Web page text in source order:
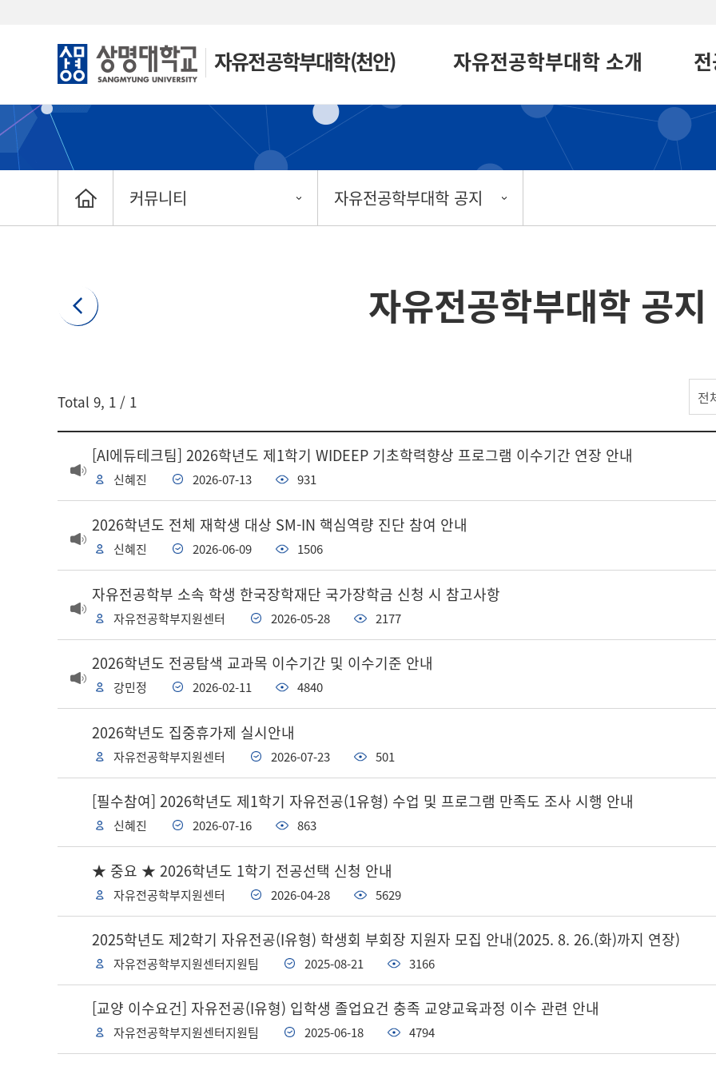
자유전공학부대학(천안) 자유전공학부대학 소개
커뮤니티 자유전공학부대학 공지
자유전공학부대학 공지
전
Total 9, 1 / 1
[AI에듀테크팀] 2026학년도 제1학기 WIDEEP 기초학력향상 프로그램 이수기간 연장 안내
신혜진 2026-07-13 931
2026학년도 전체 재학생 대상 SM-IN 핵심역량 진단 참여 안내
신혜진 2026-06-09 1506
자유전공학부 소속 학생 한국장학재단 국가장학금 신청 시 참고사항
자유전공학부지원센터 2026-05-28 2177
2026학년도 전공탐색 교과목 이수기간 및 이수기준 안내
강민정 2026-02-11 4840
2026학년도 집중휴가제 실시안내
자유전공학부지원센터 2026-07-23 501
[필수참여] 2026학년도 제1학기 자유전공(1유형) 수업 및 프로그램 만족도 조사 시행 안내
신혜진 2026-07-16 863
★ 중요 ★ 2026학년도 1학기 전공선택 신청 안내
자유전공학부지원센터 2026-04-28 5629
2025학년도 제2학기 자유전공(I유형) 학생회 부회장 지원자 모집 안내(2025. 8. 26.(화)까지 연장)
자유전공학부지원센터지원팀 2025-08-21 3166
[교양 이수요건] 자유전공(I유형) 입학생 졸업요건 충족 교양교육과정 이수 관련 안내
자유전공학부지원센터지원팀 2025-06-18 4794